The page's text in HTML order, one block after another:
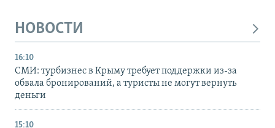
НОВОСТИ
16:10
СМИ: турбизнес в Крыму требует поддержки из-за
обвала бронирований, а туристы не могут вернуть
деньги
15:10